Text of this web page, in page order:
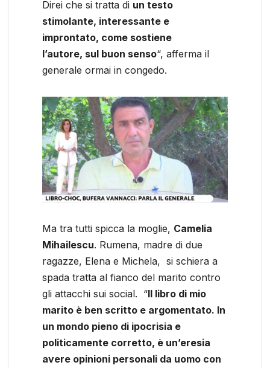
Direi che si tratta di un testo
stimolante, interessante e
improntato, come sostiene
l’autore, sul buon senso“, afferma il
generale ormai in congedo.
Ma tra tutti spicca la moglie, Camelia
Mihailescu. Rumena, madre di due
ragazze, Elena e Michela, si schiera a
spada tratta al fianco del marito contro
gli attacchi sui social. “Il libro di mio
marito è ben scritto e argomentato. In
un mondo pieno di ipocrisia e
politicamente corretto, è un’eresia
avere opinioni personali da uomo con